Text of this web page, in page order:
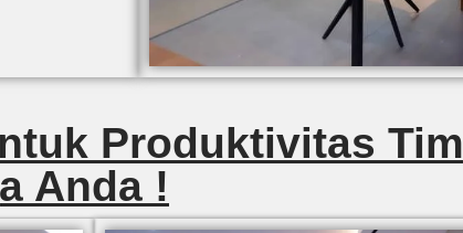
Produktivitas Tim
Anda !